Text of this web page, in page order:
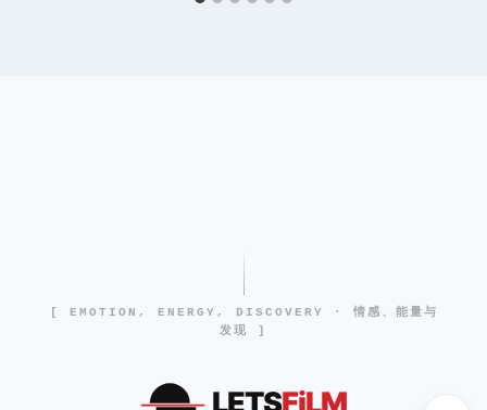
[ EMOTION, ENERGY, DISCOVERY · 情感、能量与
发现 ]